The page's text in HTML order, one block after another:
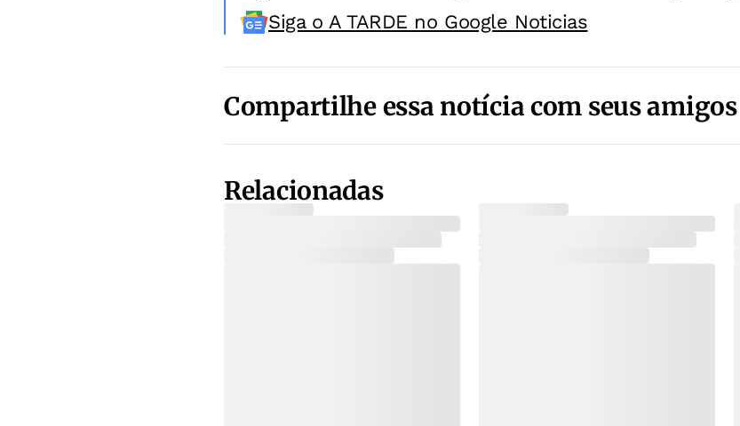
Siga o A TARDE no Google Noticias
Compartilhe essa notícia com seus amigos
Relacionadas